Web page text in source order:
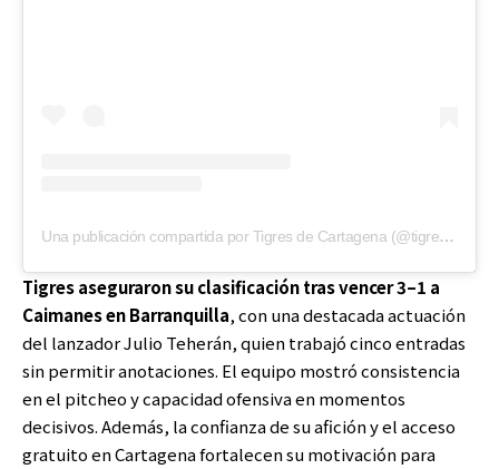
Una publicación compartida por Tigres de Cartagena (@tigresctg)
Tigres aseguraron su clasificación tras vencer 3–1 a
Caimanes en Barranquilla, con una destacada actuación
del lanzador Julio Teherán, quien trabajó cinco entradas
sin permitir anotaciones. El equipo mostró consistencia
en el pitcheo y capacidad ofensiva en momentos
decisivos. Además, la confianza de su afición y el acceso
gratuito en Cartagena fortalecen su motivación para